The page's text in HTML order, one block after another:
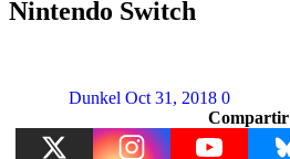
Nintendo Switch
Dunkel Oct 31, 2018 0
Compartir